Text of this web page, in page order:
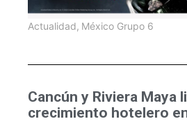
Actualidad, México Grupo 6
Cancún y Riviera Maya
crecimiento hotelero